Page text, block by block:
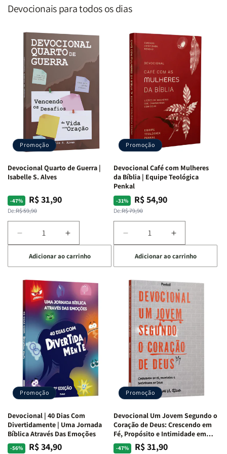
Devocionais para todos os dias
Promoção
Devocional Quarto de Guerra |
Isabelle S. Alves
-47%
Preço
normal
De:R$ 59,90
Preço
promocional
R$ 31,90
Diminuir
a
quantidade
de
Devocional
Quarto
de
Guerra
Isabelle
S.
Alves
Aumentar
a
quantidade
de
Devocional
Quarto
de
Guerra
|
Isabelle
S.
Alves
Adicionar ao carrinho
Promoção
Devocional Café com Mulheres
da Bíblia | Equipe Teológica
Penkal
-31%
Preço
normal
De:R$ 79,90
Preço
promocional
R$ 54,90
Diminuir
a
quantidade
de
Devocional
Café
com
Mulheres
da
Bíblia
Equipe
Teológica
Penkal
Aumentar
a
quantidade
de
Devocional
Café
com
Mulheres
da
Bíblia
|
Equipe
Teológica
Penkal
Adicionar ao carrinho
Promoção
Devocional | 40 Dias Com
Divertidamente | Uma Jornada
Bíblica Através Das Emoções
-56%
Preço
PreçoR$ 34,90
Promoção
Devocional Um Jovem Segundo o
Coração de Deus: Crescendo em
Fé, Propósito e Intimidade em
Deus
-47%
Preço
PreçoR$ 31,90